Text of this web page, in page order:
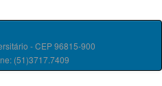
- CEP 96815-900
(51)3717.7409